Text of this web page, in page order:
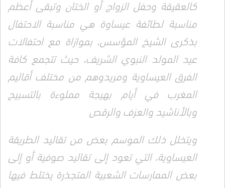
كالعقيقة وحفل الزواج أو الختان وتبقى أعظم
مناسبة لطائفة عيساوة هي مناسبة الاحتفال
بذكرى الشيخ المؤسس، بموازاة مع احتفالات
عيد المولد النبوي الشريف، حيث تتجمع كافة
الفرق العيساوية ومريدوهم من مختلف أقاليم
المغرب في أيام بهيجة مملوءة بالتسبيح
وبالأناشيد والعزف والرقص
ويتخلل ذلك الموسم بعض من تقاليد الطريقة
العيساوية، التي تعود إلى تقاليد صوفية أو إلى
بعض الممارسات الشعبية المتجذرة يختلط فيها